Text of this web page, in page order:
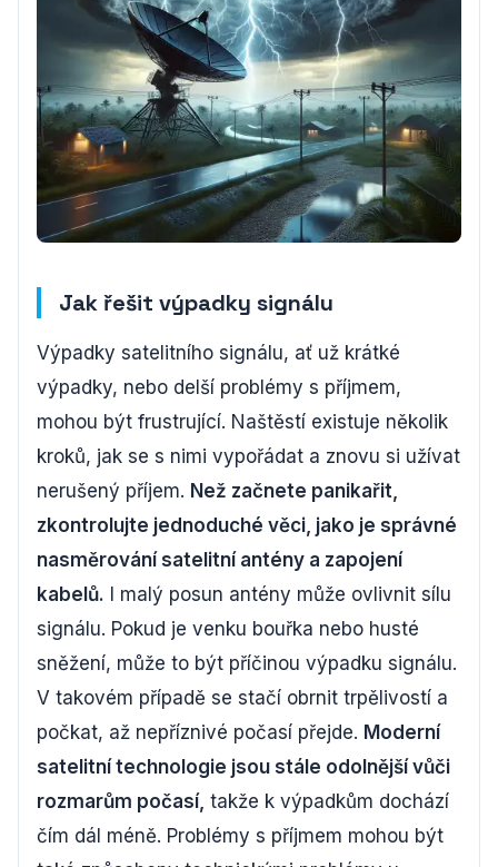
Jak řešit výpadky signálu
Výpadky satelitního signálu, ať už krátké
výpadky, nebo delší problémy s příjmem,
mohou být frustrující. Naštěstí existuje několik
kroků, jak se s nimi vypořádat a znovu si užívat
nerušený příjem. Než začnete panikařit,
zkontrolujte jednoduché věci, jako je správné
nasměrování satelitní antény a zapojení
kabelů. I malý posun antény může ovlivnit sílu
signálu. Pokud je venku bouřka nebo husté
sněžení, může to být příčinou výpadku signálu.
V takovém případě se stačí obrnit trpělivostí a
počkat, až nepříznivé počasí přejde. Moderní
satelitní technologie jsou stále odolnější vůči
rozmarům počasí, takže k výpadkům dochází
čím dál méně. Problémy s příjmem mohou být